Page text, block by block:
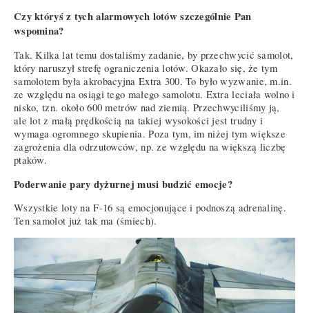
Czy któryś z tych alarmowych lotów szczególnie Pan
wspomina?
Tak. Kilka lat temu dostaliśmy zadanie, by przechwycić samolot,
który naruszył strefę ograniczenia lotów. Okazało się, że tym
samolotem była akrobacyjna Extra 300. To było wyzwanie, m.in.
ze względu na osiągi tego małego samolotu. Extra leciała wolno i
nisko, tzn. około 600 metrów nad ziemią. Przechwyciliśmy ją,
ale lot z małą prędkością na takiej wysokości jest trudny i
wymaga ogromnego skupienia. Poza tym, im niżej tym większe
zagrożenia dla odrzutowców, np. ze względu na większą liczbę
ptaków.
Poderwanie pary dyżurnej musi budzić emocje?
Wszystkie loty na F-16 są emocjonujące i podnoszą adrenalinę.
Ten samolot już tak ma (śmiech).